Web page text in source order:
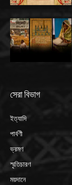
সেরা বিভাগ
ইত্যাদি
পার্বণী
ভ্রমণ
স্মৃতিচারণ
ময়দানে